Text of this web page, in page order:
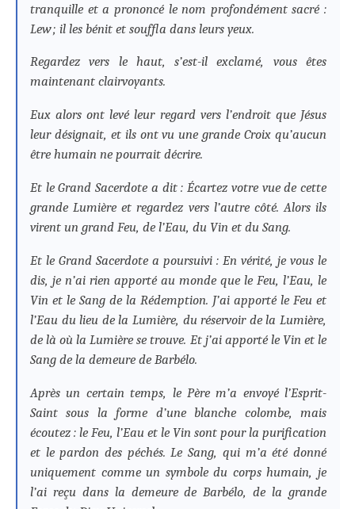
tranquille et a prononcé le nom profondément sacré :
Lew ; il les bénit et souffla dans leurs yeux.
Regardez vers le haut, s’est-il exclamé, vous êtes
maintenant clairvoyants.
Eux alors ont levé leur regard vers l’endroit que Jésus
leur désignait, et ils ont vu une grande Croix qu’aucun
être humain ne pourrait décrire.
Et le Grand Sacerdote a dit : Écartez votre vue de cette
grande Lumière et regardez vers l’autre côté. Alors ils
virent un grand Feu, de l’Eau, du Vin et du Sang.
Et le Grand Sacerdote a poursuivi : En vérité, je vous le
dis, je n’ai rien apporté au monde que le Feu, l’Eau, le
Vin et le Sang de la Rédemption. J’ai apporté le Feu et
l’Eau du lieu de la Lumière, du réservoir de la Lumière,
de là où la Lumière se trouve. Et j’ai apporté le Vin et le
Sang de la demeure de Barbélo.
Après un certain temps, le Père m’a envoyé l’Esprit-
Saint sous la forme d’une blanche colombe, mais
écoutez : le Feu, l’Eau et le Vin sont pour la purification
et le pardon des péchés. Le Sang, qui m’a été donné
uniquement comme un symbole du corps humain, je
l’ai reçu dans la demeure de Barbélo, de la grande